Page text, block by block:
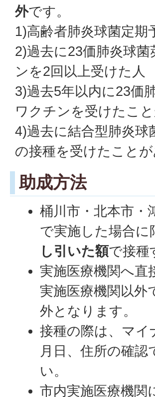
外です。
1)高齢者肺炎球菌定期
2)過去に23価肺炎球
ンを2回以上受けた人
3)過去5年以内に23価
ワクチンを受けたこ
4)過去に結合型肺炎
の接種を受けたこと
助成方法
桶川市・北本市・
で実施した場合に
し引いた額で接種
実施医療機関へ直
実施医療機関以外
外となります。
接種の際は、マイ
月日、住所の確
い。
市内実施医療機関